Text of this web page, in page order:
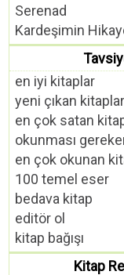
Serenad
Kardeşimin
en iyi kitaplar
yeni çıkan kitaplar
en çok satan
okunması
en çok okunan
100 temel eser
bedava kitap
editör ol
kitap bağışı
Kitap